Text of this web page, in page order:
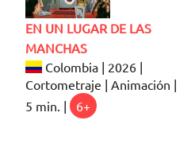
EN UN LUGAR DE LAS
MANCHAS
Colombia | 2026 |
Cortometraje | Animación |
5 min. |
6+